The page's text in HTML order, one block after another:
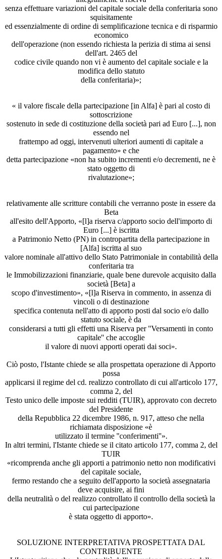
senza effettuare variazioni del capitale sociale della conferitaria sono
squisitamente
ed essenzialmente di ordine di semplificazione tecnica e di risparmio
economico
dell'operazione (non essendo richiesta la perizia di stima ai sensi
dell'art. 2465 del
codice civile quando non vi è aumento del capitale sociale e la
modifica dello statuto
della conferitaria)»;
« il valore fiscale della partecipazione [in Alfa] è pari al costo di
sottoscrizione
sostenuto in sede di costituzione della società pari ad Euro [...], non
essendo nel
frattempo ad oggi, intervenuti ulteriori aumenti di capitale a
pagamento» e che
detta partecipazione «non ha subito incrementi e/o decrementi, ne è
stato oggetto di
rivalutazione»;
relativamente alle scritture contabili che verranno poste in essere da
Beta
all'esito dell'Apporto, «[l]a riserva c/apporto socio dell'importo di
Euro [...] è iscritta
a Patrimonio Netto (PN) in contropartita della partecipazione in
[Alfa] iscritta al suo
valore nominale all'attivo dello Stato Patrimoniale in contabilità della
conferitaria tra
le Immobilizzazioni finanziarie, quale bene durevole acquisito dalla
società [Beta] a
scopo d'investimento», «[l]a Riserva in commento, in assenza di
vincoli o di destinazione
specifica contenuta nell'atto di apporto posti dal socio e/o dallo
statuto sociale, è da
considerarsi a tutti gli effetti una Riserva per ''Versamenti in conto
capitale'' che accoglie
il valore di nuovi apporti operati dai soci».
Ciò posto, l'Istante chiede se alla prospettata operazione di Apporto
possa
applicarsi il regime del cd. realizzo controllato di cui all'articolo 177,
comma 2, del
Testo unico delle imposte sui redditi (TUIR), approvato con decreto
del Presidente
della Repubblica 22 dicembre 1986, n. 917, atteso che nella
richiamata disposizione «è
utilizzato il termine ''conferimenti''».
In altri termini, l'Istante chiede se il citato articolo 177, comma 2, del
TUIR
«ricomprenda anche gli apporti a patrimonio netto non modificativi
del capitale sociale,
fermo restando che a seguito dell'apporto la società assegnataria
deve acquisire, ai fini
della neutralità o del realizzo controllato il controllo della società la
cui partecipazione
è stata oggetto di apporto».
SOLUZIONE INTERPRETATIVA PROSPETTATA DAL
CONTRIBUENTE